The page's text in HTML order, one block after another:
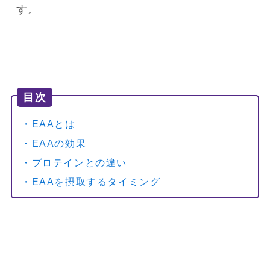
す。
目次
・EAAとは
・EAAの効果
・プロテインとの違い
・EAAを摂取するタイミング